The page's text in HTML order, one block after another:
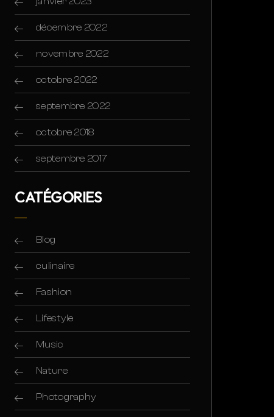
décembre 2022
novembre 2022
octobre 2022
septembre 2022
octobre 2018
septembre 2017
CATÉGORIES
Blog
culinaire
Fashion
Lifestyle
Music
Nature
Photography